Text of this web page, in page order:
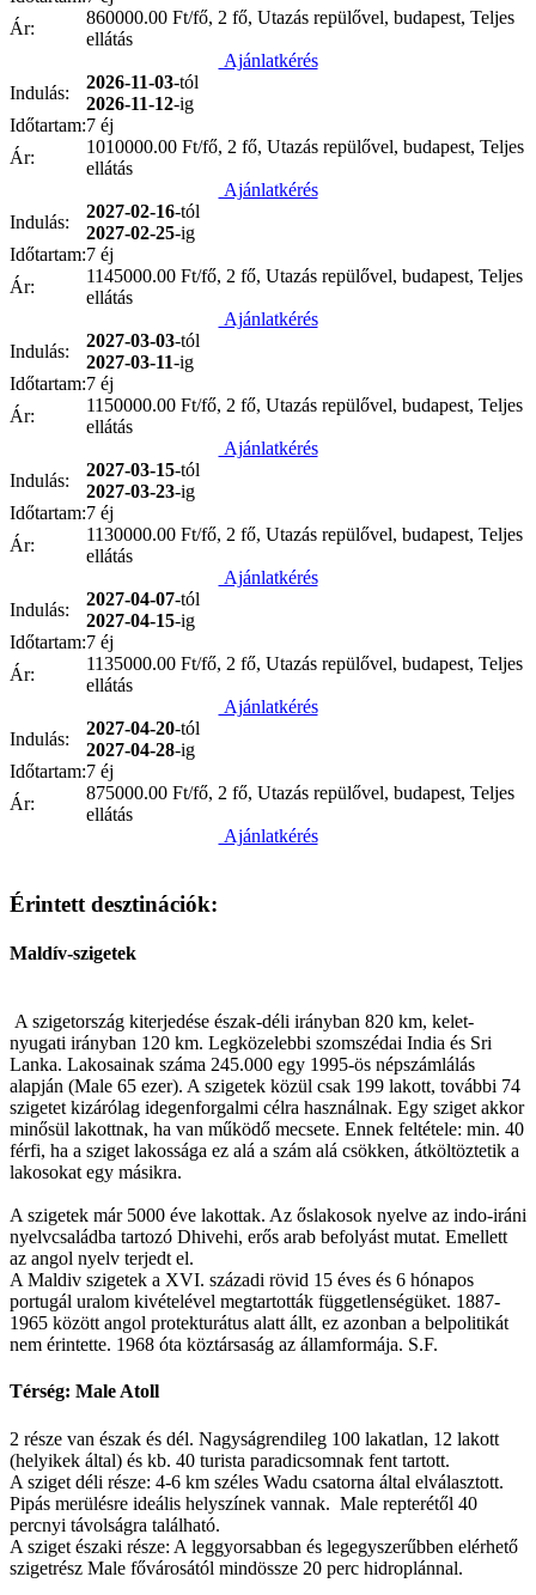
Ár:
860000.00 Ft/fő, 2 fő, Utazás repülővel, budapest, Teljes
ellátás
Ajánlatkérés
Indulás:
2026-11-03-tól
2026-11-12-ig
Időtartam:7 éj
Ár:
1010000.00 Ft/fő, 2 fő, Utazás repülővel, budapest, Teljes
ellátás
Ajánlatkérés
Indulás:
2027-02-16-tól
2027-02-25-ig
Időtartam:7 éj
Ár:
1145000.00 Ft/fő, 2 fő, Utazás repülővel, budapest, Teljes
ellátás
Ajánlatkérés
Indulás:
2027-03-03-tól
2027-03-11-ig
Időtartam:7 éj
Ár:
1150000.00 Ft/fő, 2 fő, Utazás repülővel, budapest, Teljes
ellátás
Ajánlatkérés
Indulás:
2027-03-15-tól
2027-03-23-ig
Időtartam:7 éj
Ár:
1130000.00 Ft/fő, 2 fő, Utazás repülővel, budapest, Teljes
ellátás
Ajánlatkérés
Indulás:
2027-04-07-tól
2027-04-15-ig
Időtartam:7 éj
Ár:
1135000.00 Ft/fő, 2 fő, Utazás repülővel, budapest, Teljes
ellátás
Ajánlatkérés
Indulás:
2027-04-20-tól
2027-04-28-ig
Időtartam:7 éj
Ár:
875000.00 Ft/fő, 2 fő, Utazás repülővel, budapest, Teljes
ellátás
Ajánlatkérés
Érintett desztinációk:
Maldív-szigetek
A szigetország kiterjedése észak-déli irányban 820 km, kelet-
nyugati irányban 120 km. Legközelebbi szomszédai India és Sri
Lanka. Lakosainak száma 245.000 egy 1995-ös népszámlálás
alapján (Male 65 ezer). A szigetek közül csak 199 lakott, további 74
szigetet kizárólag idegenforgalmi célra használnak. Egy sziget akkor
minősül lakottnak, ha van működő mecsete. Ennek feltétele: min. 40
férfi, ha a sziget lakossága ez alá a szám alá csökken, átköltöztetik a
lakosokat egy másikra.
A szigetek már 5000 éve lakottak. Az őslakosok nyelve az indo-iráni
nyelvcsaládba tartozó Dhivehi, erős arab befolyást mutat. Emellett
az angol nyelv terjedt el.
A Maldiv szigetek a XVI. századi rövid 15 éves és 6 hónapos
portugál uralom kivételével megtartották függetlenségüket. 1887-
1965 között angol protekturátus alatt állt, ez azonban a belpolitikát
nem érintette. 1968 óta köztársaság az államformája. S.F.
Térség: Male Atoll
2 része van észak és dél. Nagyságrendileg 100 lakatlan, 12 lakott
(helyikek által) és kb. 40 turista paradicsomnak fent tartott.
A sziget déli része: 4-6 km széles Wadu csatorna által elválasztott.
Pipás merülésre ideális helyszínek vannak. Male repterétől 40
percnyi távolságra található.
A sziget északi része: A leggyorsabban és legegyszerűbben elérhető
szigetrész Male fővárosától mindössze 20 perc hidroplánnal.